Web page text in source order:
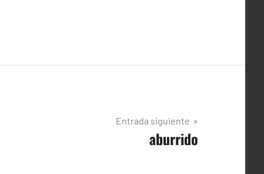
Entrada siguiente
aburrido